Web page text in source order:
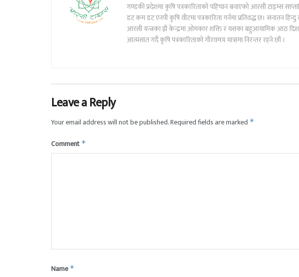
गण्डकी प्रदेशमा कृषि पत्रकारिताको पहिचान बनाएको आरसी टाइम्स
डट कम डट एनपी कृषि वीटमा पत्रकारिता गर्नमा प्रतिवद्ध छ। सनातन
आरसी यन्त्रका झै केन्द्रमा ओमकार शक्ति र यसका बहुआयामिक आठ
आत्मसात गर्दै कृषि पत्रकारिताको गौरवमय यात्रामा निरन्तर रहने छौं ।
Leave a Reply
Your email address will not be published.Required fields are marked *
Comment *
Name*